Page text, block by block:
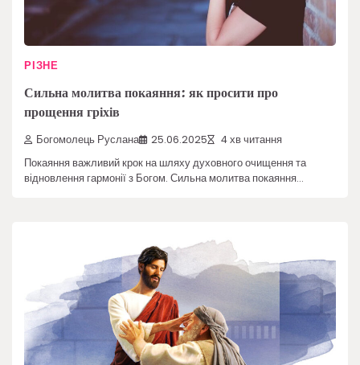
РІЗНЕ
Сильна молитва покаяння: як просити про
прощення гріхів
Богомолець Руслана 25.06.2025 4 хв читання
Покаяння важливий крок на шляху духовного очищення та
відновлення гармонії з Богом. Сильна молитва покаяння…